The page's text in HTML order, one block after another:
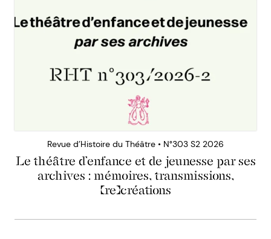
Revue d’Histoire du Théâtre • N°303 S2 2026
Le théâtre d’enfance et de jeunesse par ses
archives : mémoires, transmissions,
(re)créations